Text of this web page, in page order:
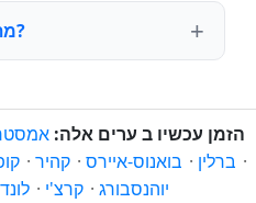
מתי היום משתנה ב-אוסלו?
הזמן עכשיו ב ערים אלה:
· ברלין · בואנוס-איירס · קהיר ·
יוהנסבורג · קרצ'י ·